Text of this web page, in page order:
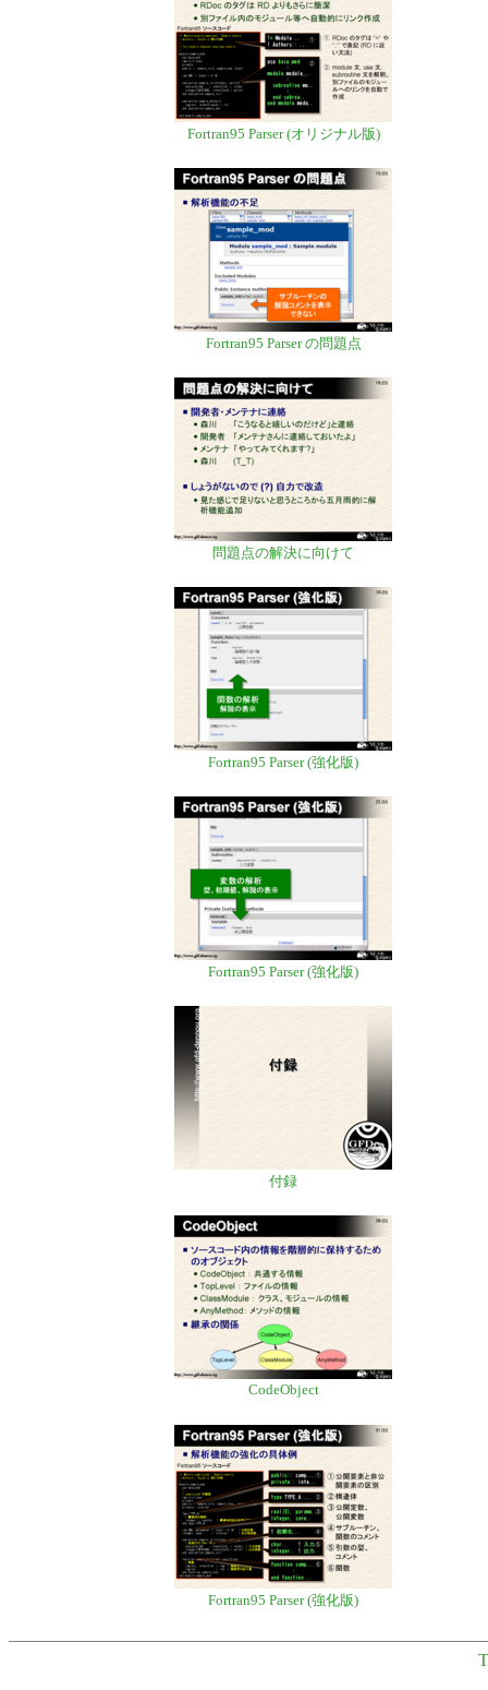
Fortran95 Parser (オリジナル版)
Fortran95 Parser の問題点
問題点の解決に向けて
Fortran95 Parser (強化版)
Fortran95 Parser (強化版)
付録
CodeObject
Fortran95 Parser (強化版)